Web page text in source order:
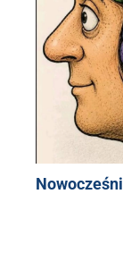
Nowocześni